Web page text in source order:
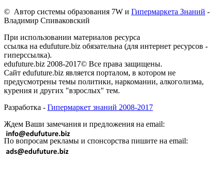
© Автор системы образования 7W и Гипермаркета Знаний -
Владимир Спиваковский
При использовании материалов ресурса
ссылка на edufuture.biz обязательна (для интернет ресурсов -
гиперссылка).
edufuture.biz 2008-2017© Все права защищены.
Сайт edufuture.biz является порталом, в котором не
предусмотрены темы политики, наркомании, алкоголизма,
курения и других "взрослых" тем.
Разработка - Гипермаркет знаний 2008-2017
Ждем Ваши замечания и предложения на email:
По вопросам рекламы и спонсорства пишите на email: